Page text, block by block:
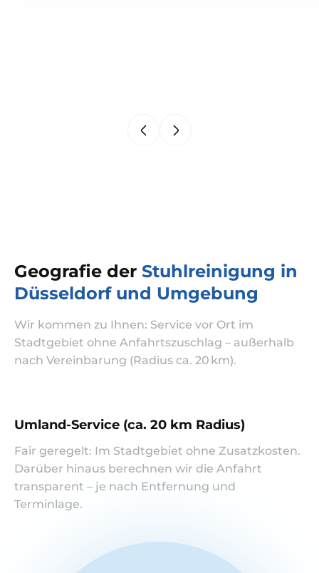
Geografie der Stuhlreinigung in
Düsseldorf und Umgebung
Wir kommen zu Ihnen: Service vor Ort im
Stadtgebiet ohne Anfahrtszuschlag – außerhalb
nach Vereinbarung (Radius ca. 20 km).
Umland-Service (ca. 20 km Radius)
Fair geregelt: Im Stadtgebiet ohne Zusatzkosten.
Darüber hinaus berechnen wir die Anfahrt
transparent – je nach Entfernung und
Terminlage.